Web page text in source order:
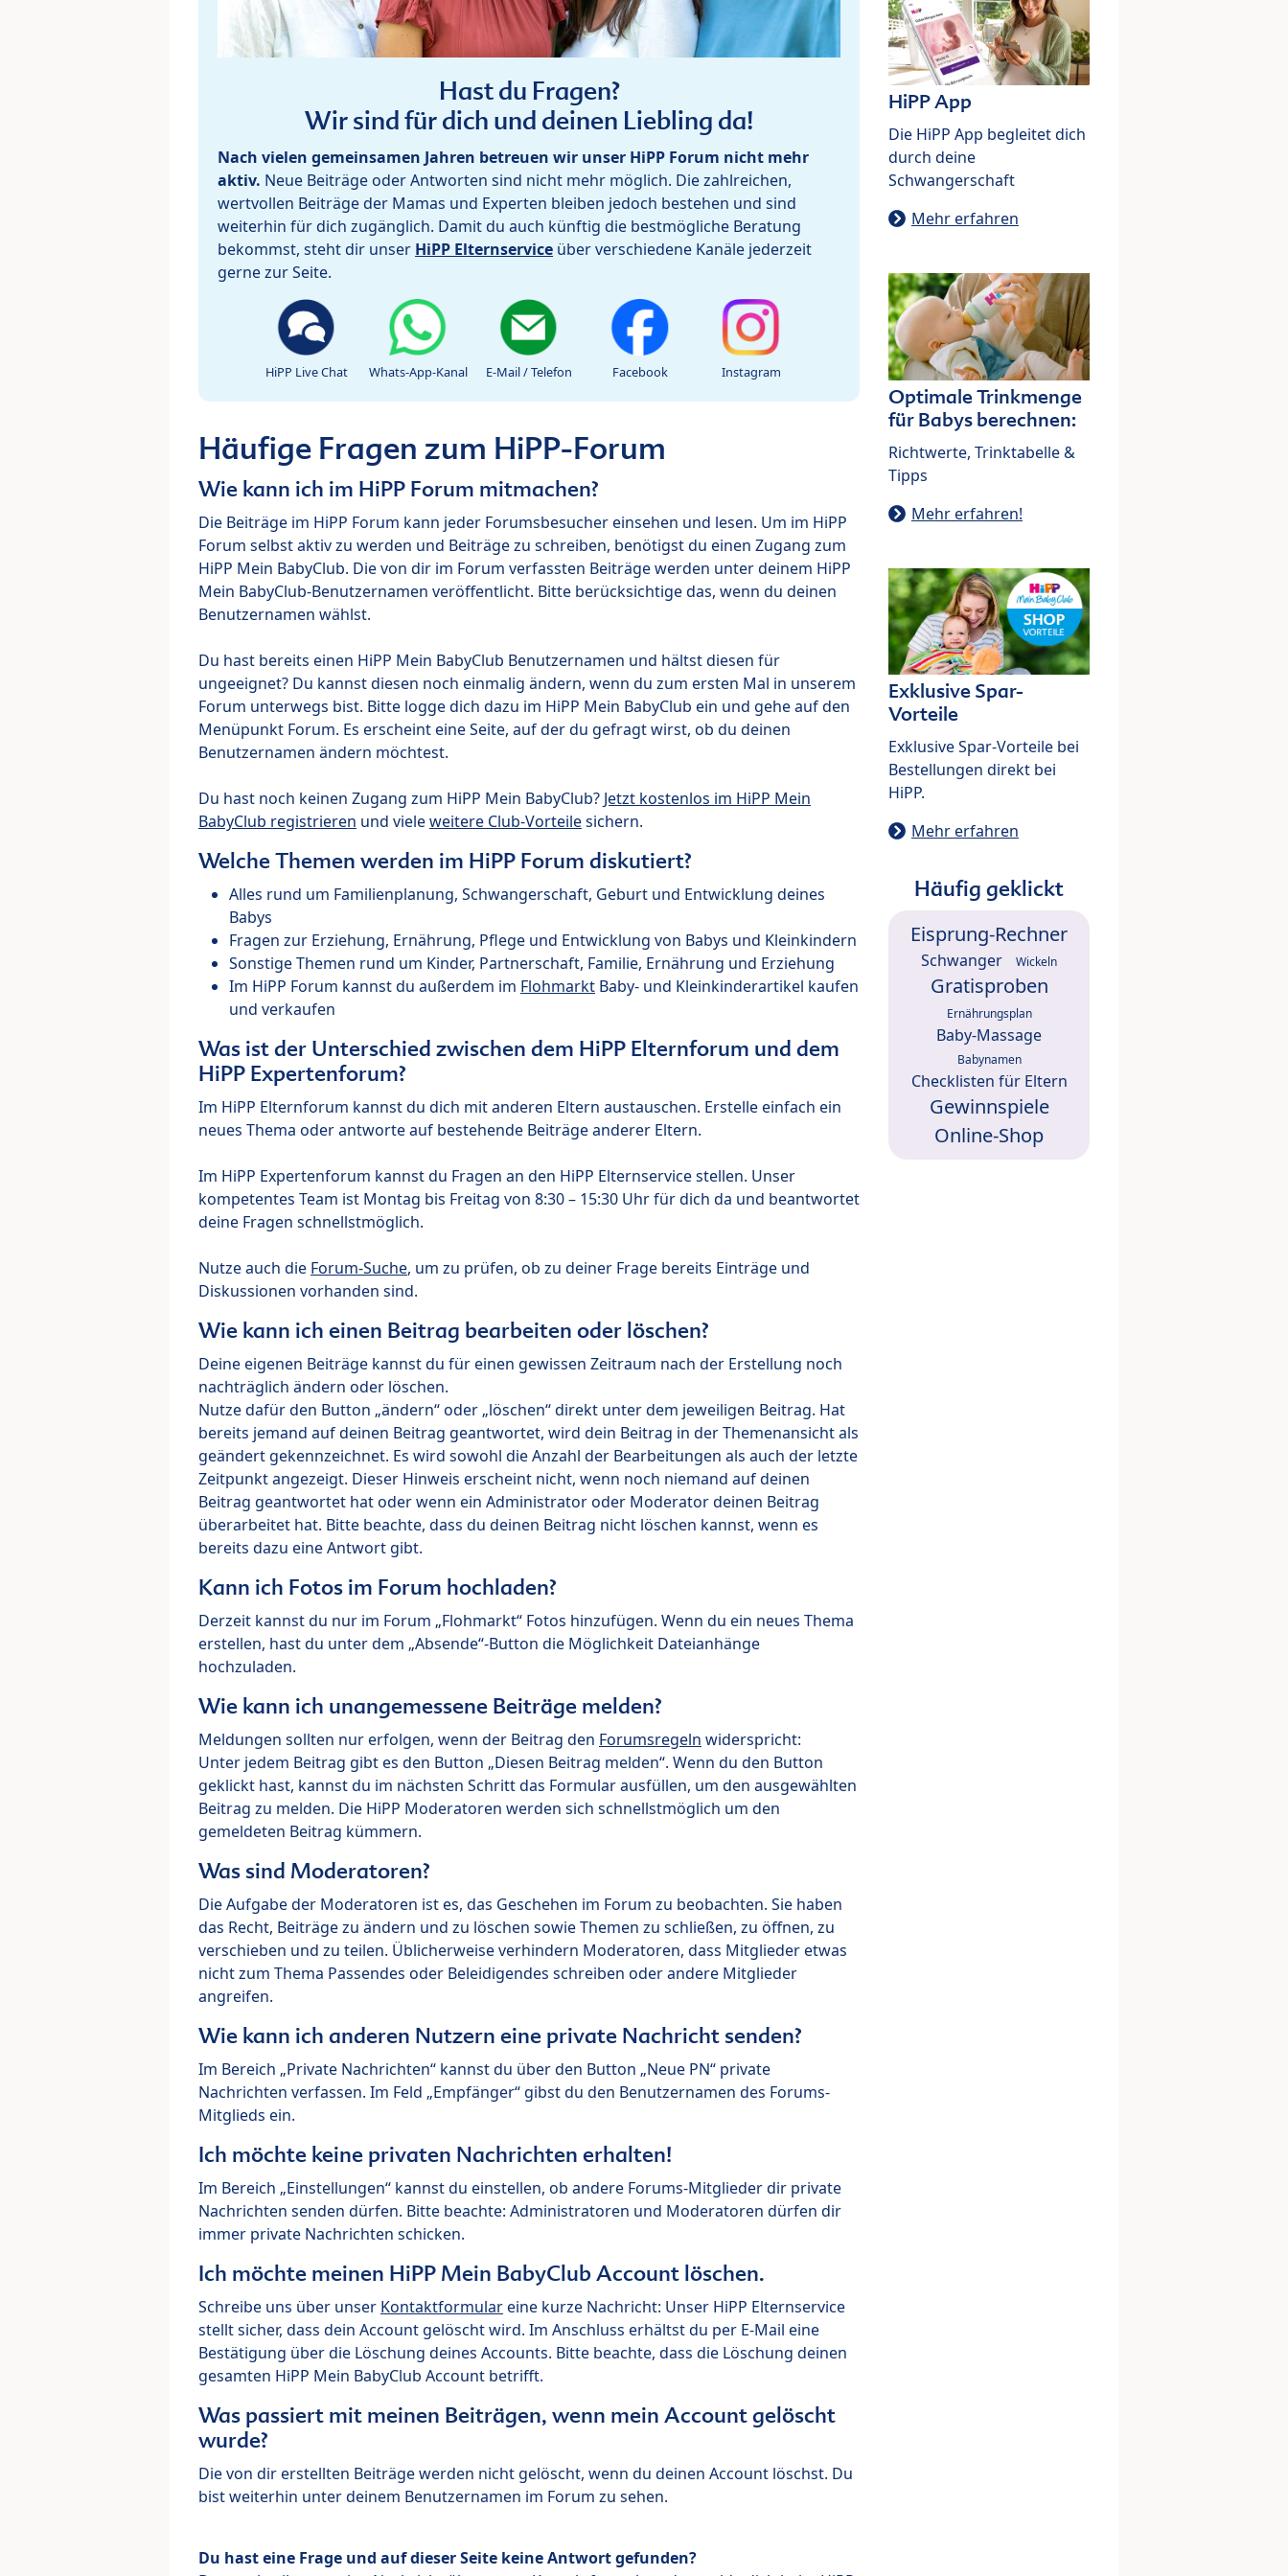
Hast du Fragen?
Wir sind für dich und deinen Liebling da!
Nach vielen gemeinsamen Jahren betreuen wir unser HiPP Forum nicht mehr
aktiv. Neue Beiträge oder Antworten sind nicht mehr möglich. Die zahlreichen,
wertvollen Beiträge der Mamas und Experten bleiben jedoch bestehen und sind
weiterhin für dich zugänglich. Damit du auch künftig die bestmögliche Beratung
bekommst, steht dir unser HiPP Elternservice über verschiedene Kanäle jederzeit
gerne zur Seite.
HiPP Live Chat Whats-App-Kanal E-Mail / Telefon Facebook Instagram
Häufige Fragen zum HiPP-Forum
Wie kann ich im HiPP Forum mitmachen?
Die Beiträge im HiPP Forum kann jeder Forumsbesucher einsehen und lesen. Um im HiPP
Forum selbst aktiv zu werden und Beiträge zu schreiben, benötigst du einen Zugang zum
HiPP Mein BabyClub. Die von dir im Forum verfassten Beiträge werden unter deinem HiPP
Mein BabyClub-Benutzernamen veröffentlicht. Bitte berücksichtige das, wenn du deinen
Benutzernamen wählst.
Du hast bereits einen HiPP Mein BabyClub Benutzernamen und hältst diesen für
ungeeignet? Du kannst diesen noch einmalig ändern, wenn du zum ersten Mal in unserem
Forum unterwegs bist. Bitte logge dich dazu im HiPP Mein BabyClub ein und gehe auf den
Menüpunkt Forum. Es erscheint eine Seite, auf der du gefragt wirst, ob du deinen
Benutzernamen ändern möchtest.
Du hast noch keinen Zugang zum HiPP Mein BabyClub? Jetzt kostenlos im HiPP Mein
BabyClub registrieren und vieleweitere Club-Vorteilesichern.
Welche Themen werden im HiPP Forum diskutiert?
Alles rund um Familienplanung, Schwangerschaft, Geburt und Entwicklung deines
Babys
Fragen zur Erziehung, Ernährung, Pflege und Entwicklung von Babys und Kleinkindern
Sonstige Themen rund um Kinder, Partnerschaft, Familie, Ernährung und Erziehung
Im HiPP Forum kannst du außerdem im Flohmarkt Baby- und Kleinkinderartikel kaufen
und verkaufen
Was ist der Unterschied zwischen dem HiPP Elternforum und dem
HiPP Expertenforum?
Im HiPP Elternforum kannst du dich mit anderen Eltern austauschen. Erstelle einfach ein
neues Thema oder antworte auf bestehende Beiträge anderer Eltern.
Im HiPP Expertenforum kannst du Fragen an den HiPP Elternservice stellen. Unser
kompetentes Team ist Montag bis Freitag von 8:30 – 15:30 Uhr für dich da und beantwortet
deine Fragen schnellstmöglich.
Nutze auch die Forum-Suche, um zu prüfen, ob zu deiner Frage bereits Einträge und
Diskussionen vorhanden sind.
Wie kann ich einen Beitrag bearbeiten oder löschen?
Deine eigenen Beiträge kannst du für einen gewissen Zeitraum nach der Erstellung noch
nachträglich ändern oder löschen.
Nutze dafür den Button „ändern“ oder „löschen“ direkt unter dem jeweiligen Beitrag. Hat
bereits jemand auf deinen Beitrag geantwortet, wird dein Beitrag in der Themenansicht als
geändert gekennzeichnet. Es wird sowohl die Anzahl der Bearbeitungen als auch der letzte
Zeitpunkt angezeigt. Dieser Hinweis erscheint nicht, wenn noch niemand auf deinen
Beitrag geantwortet hat oder wenn ein Administrator oder Moderator deinen Beitrag
überarbeitet hat. Bitte beachte, dass du deinen Beitrag nicht löschen kannst, wenn es
bereits dazu eine Antwort gibt.
Kann ich Fotos im Forum hochladen?
Derzeit kannst du nur im Forum „Flohmarkt“ Fotos hinzufügen. Wenn du ein neues Thema
erstellen, hast du unter dem „Absende“-Button die Möglichkeit Dateianhänge
hochzuladen.
Wie kann ich unangemessene Beiträge melden?
Meldungen sollten nur erfolgen, wenn der Beitrag den Forumsregeln widerspricht:
Unter jedem Beitrag gibt es den Button „Diesen Beitrag melden“. Wenn du den Button
geklickt hast, kannst du im nächsten Schritt das Formular ausfüllen, um den ausgewählten
Beitrag zu melden. Die HiPP Moderatoren werden sich schnellstmöglich um den
gemeldeten Beitrag kümmern.
Was sind Moderatoren?
Die Aufgabe der Moderatoren ist es, das Geschehen im Forum zu beobachten. Sie haben
das Recht, Beiträge zu ändern und zu löschen sowie Themen zu schließen, zu öffnen, zu
verschieben und zu teilen. Üblicherweise verhindern Moderatoren, dass Mitglieder etwas
nicht zum Thema Passendes oder Beleidigendes schreiben oder andere Mitglieder
angreifen.
Wie kann ich anderen Nutzern eine private Nachricht senden?
Im Bereich „Private Nachrichten“ kannst du über den Button „Neue PN“ private
Nachrichten verfassen. Im Feld „Empfänger“ gibst du den Benutzernamen des Forums-
Mitglieds ein.
Ich möchte keine privaten Nachrichten erhalten!
Im Bereich „Einstellungen“ kannst du einstellen, ob andere Forums-Mitglieder dir private
Nachrichten senden dürfen. Bitte beachte: Administratoren und Moderatoren dürfen dir
immer private Nachrichten schicken.
Ich möchte meinen HiPP Mein BabyClub Account löschen.
Schreibe uns über unser Kontaktformulareine kurze Nachricht: Unser HiPP Elternservice
stellt sicher, dass dein Account gelöscht wird. Im Anschluss erhältst du per E-Mail eine
Bestätigung über die Löschung deines Accounts. Bitte beachte, dass die Löschung deinen
gesamten HiPP Mein BabyClub Account betrifft.
Was passiert mit meinen Beiträgen, wenn mein Account gelöscht
wurde?
Die von dir erstellten Beiträge werden nicht gelöscht, wenn du deinen Account löschst. Du
bist weiterhin unter deinem Benutzernamen im Forum zu sehen.
Du hast eine Frage und auf dieser Seite keine Antwort gefunden?
HiPP App
Die HiPP App begleitet dich
durch deine
Schwangerschaft
Mehr erfahren
Optimale Trinkmenge
für Babys berechnen:
Richtwerte, Trinktabelle &
Tipps
Mehr erfahren!
Exklusive Spar-
Vorteile
Exklusive Spar-Vorteile bei
Bestellungen direkt bei
HiPP.
Mehr erfahren
Häufig geklickt
Eisprung-Rechner
Schwanger Wickeln
Gratisproben
Ernährungsplan
Baby-Massage
Babynamen
Checklisten für Eltern
Gewinnspiele
Online-Shop